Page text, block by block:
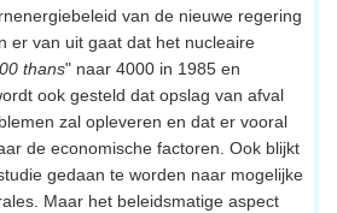
van de nieuwe regering
er van uit gaat dat het nucleaire
thans" naar 4000 in 1985 en
ook gesteld dat opslag van afval
zal opleveren en dat er vooral
de economische factoren. Ook blijkt
gedaan te worden naar mogelijke
Maar het beleidsmatige aspect